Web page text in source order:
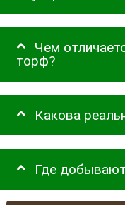
Чем
торф?
Какова
Где